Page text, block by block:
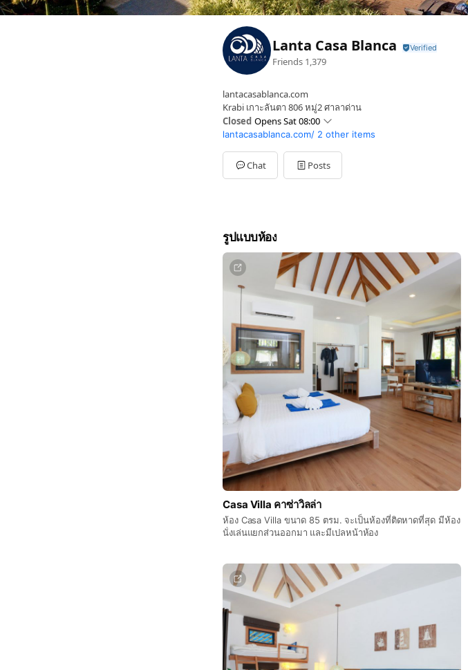
Lanta Casa Blanca
Friends 1,379
lantacasablanca.com
Krabi เกาะลันตา 806 หมู่2 ศาลาด่าน
Closed Opens Sat 08:00
Sun08:00 - 17:00
Mon08:00 - 17:00
Tue08:00 - 17:00
Wed08:00 - 17:00
lantacasablanca.com/ 2 other items
Chat Posts
รูปแบบห้อง
Casa Villa คาซ่าวิลล่า
ห้อง Casa Villa ขนาด 85 ตรม. จะเป็นห้องที่ติดหาดที่สุด มีห้อง
นั่งเล่นแยกส่วนออกมา และมีเปลหน้าห้อง